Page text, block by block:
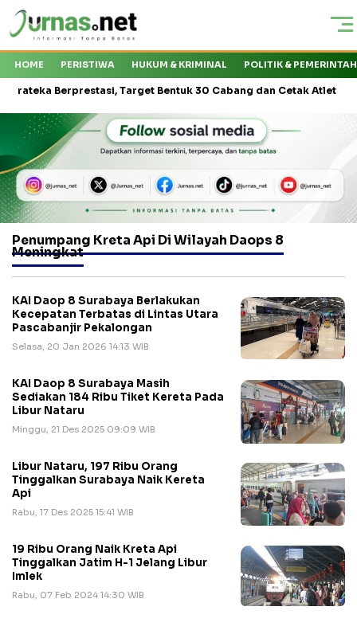
HOME PERISTIWA HUKUM & KRIMINAL POLITIK &
Berprestasi, Target Bentuk 30 Cabang dan Cetak Atlet Nasional
Penumpang Kreta Api Di Wilayah Daops 8
Meningkat
KAI Daop 8 Surabaya Berlakukan
Kecepatan Terbatas di Lintas Utara
Pascabanjir Pekalongan
Selasa, 20 Jan 2026 14:13 WIB
KAI Daop 8 Surabaya Masih
Sediakan 184 Ribu Tiket Kereta Pada
Libur Nataru
Minggu, 21 Des 2025 09:09 WIB
Libur Nataru, 197 Ribu Orang
Tinggalkan Surabaya Naik Kereta
Api
Rabu, 17 Des 2025 15:41 WIB
19 Ribu Orang Naik Kreta Api
Tinggalkan Jatim H-1 Jelang Libur
Imlek
Rabu, 07 Feb 2024 14:30 WIB